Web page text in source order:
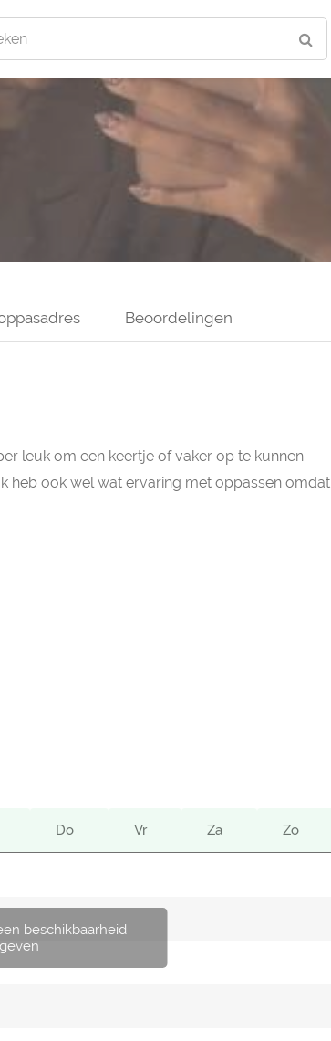
Beoordelingen
leuk om een keertje of vaker op te kunnen
heb ook wel wat ervaring met oppassen omdat
beschikbaarheid
Do Vr Za Zo